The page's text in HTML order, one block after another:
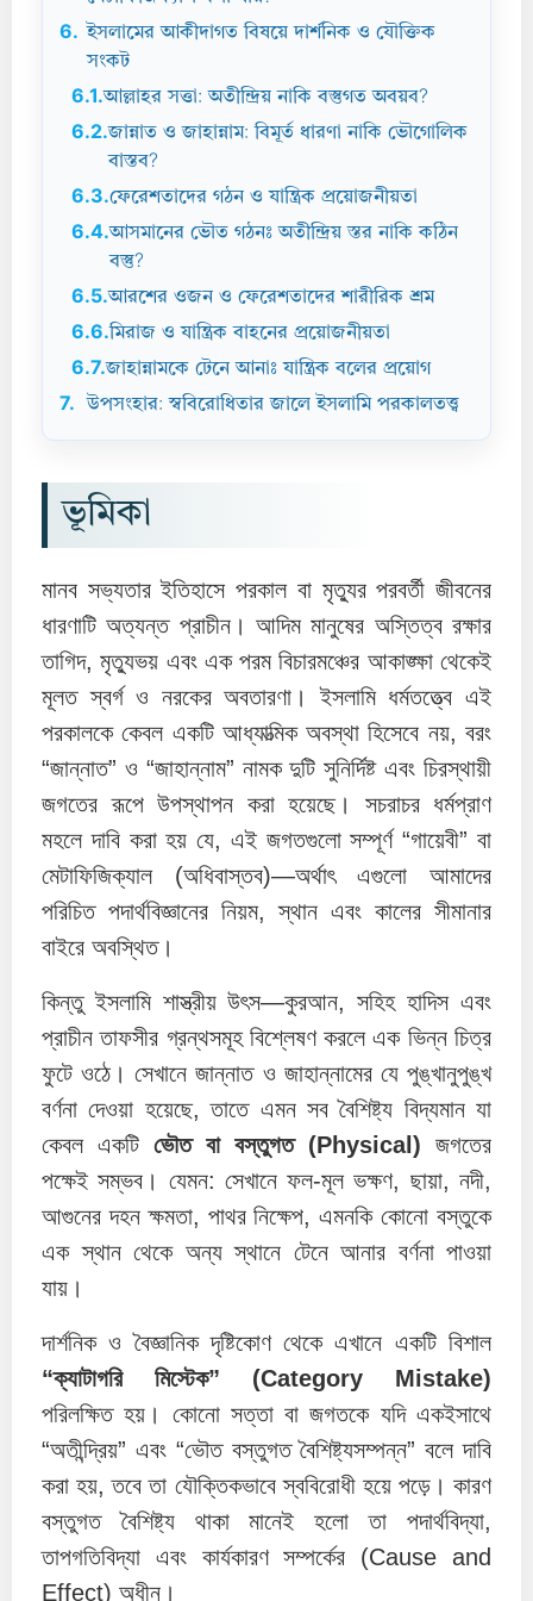
6. ইসলামের আকীদাগত বিষয়ে দার্শনিক ও যৌক্তিক
সংকট
6.1.আল্লাহর সত্তা: অতীন্দ্রিয় নাকি বস্তুগত অবয়ব?
6.2.জান্নাত ও জাহান্নাম: বিমূর্ত ধারণা নাকি ভৌগোলিক
বাস্তব?
6.3.ফেরেশতাদের গঠন ও যান্ত্রিক প্রয়োজনীয়তা
6.4.আসমানের ভৌত গঠনঃ অতীন্দ্রিয় স্তর নাকি কঠিন
বস্তু?
6.5.আরশের ওজন ও ফেরেশতাদের শারীরিক শ্রম
6.6.মিরাজ ও যান্ত্রিক বাহনের প্রয়োজনীয়তা
6.7.জাহান্নামকে টেনে আনাঃ যান্ত্রিক বলের প্রয়োগ
7.
উপসংহার: স্ববিরোধিতার জালে ইসলামি পরকালতত্ত্ব
ভূমিকা
মানব সভ্যতার ইতিহাসে পরকাল বা মৃত্যুর পরবর্তী জীবনের
ধারণাটি অত্যন্ত প্রাচীন। আদিম মানুষের অস্তিত্ব রক্ষার
তাগিদ, মৃত্যুভয় এবং এক পরম বিচারমঞ্চের আকাঙ্ক্ষা থেকেই
মূলত স্বর্গ ও নরকের অবতারণা। ইসলামি ধর্মতত্ত্বে এই
পরকালকে কেবল একটি আধ্যাত্মিক অবস্থা হিসেবে নয়, বরং
“জান্নাত” ও “জাহান্নাম” নামক দুটি সুনির্দিষ্ট এবং চিরস্থায়ী
জগতের রূপে উপস্থাপন করা হয়েছে। সচরাচর ধর্মপ্রাণ
মহলে দাবি করা হয় যে, এই জগতগুলো সম্পূর্ণ “গায়েবী” বা
মেটাফিজিক্যাল (অধিবাস্তব)—অর্থাৎ এগুলো আমাদের
পরিচিত পদার্থবিজ্ঞানের নিয়ম, স্থান এবং কালের সীমানার
বাইরে অবস্থিত।
কিন্তু ইসলামি শাস্ত্রীয় উৎস—কুরআন, সহিহ হাদিস এবং
প্রাচীন তাফসীর গ্রন্থসমূহ বিশ্লেষণ করলে এক ভিন্ন চিত্র
ফুটে ওঠে। সেখানে জান্নাত ও জাহান্নামের যে পুঙ্খানুপুঙ্খ
বর্ণনা দেওয়া হয়েছে, তাতে এমন সব বৈশিষ্ট্য বিদ্যমান যা
কেবল একটি ভৌত বা বস্তুগত (Physical) জগতের
পক্ষেই সম্ভব। যেমন: সেখানে ফল-মূল ভক্ষণ, ছায়া, নদী,
আগুনের দহন ক্ষমতা, পাথর নিক্ষেপ, এমনকি কোনো বস্তুকে
এক স্থান থেকে অন্য স্থানে টেনে আনার বর্ণনা পাওয়া
যায়।
দার্শনিক ও বৈজ্ঞানিক দৃষ্টিকোণ থেকে এখানে একটি বিশাল
“ক্যাটাগরি মিস্টেক” (Category Mistake)
পরিলক্ষিত হয়। কোনো সত্তা বা জগতকে যদি একইসাথে
“অতীন্দ্রিয়” এবং “ভৌত বস্তুগত বৈশিষ্ট্যসম্পন্ন” বলে দাবি
করা হয়, তবে তা যৌক্তিকভাবে স্ববিরোধী হয়ে পড়ে। কারণ
বস্তুগত বৈশিষ্ট্য থাকা মানেই হলো তা পদার্থবিদ্যা,
তাপগতিবিদ্যা এবং কার্যকারণ সম্পর্কের (Cause and
Effect) অধীন।